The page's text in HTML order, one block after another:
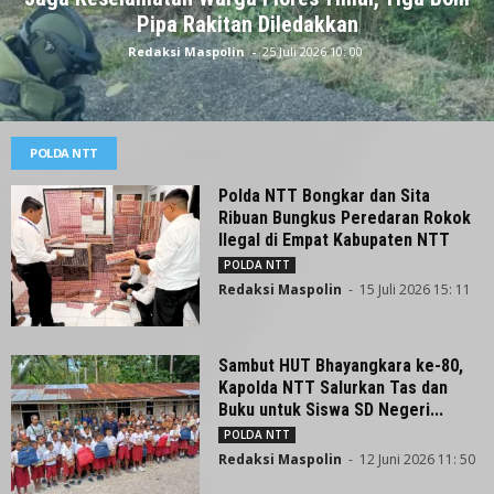
Pipa Rakitan Diledakkan
Redaksi Maspolin - 25 Juli 2026 10: 00
POLDA NTT
Polda NTT Bongkar dan Sita
Ribuan Bungkus Peredaran Rokok
Ilegal di Empat Kabupaten NTT
POLDA NTT
Redaksi Maspolin - 15 Juli 2026 15: 11
Sambut HUT Bhayangkara ke-80,
Kapolda NTT Salurkan Tas dan
Buku untuk Siswa SD Negeri...
POLDA NTT
Redaksi Maspolin - 12 Juni 2026 11: 50